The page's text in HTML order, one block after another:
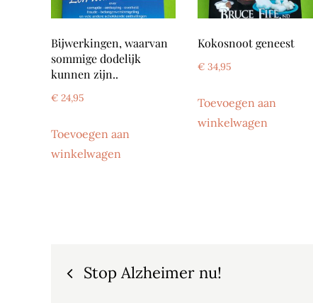
Bijwerkingen, waarvan
sommige dodelijk
kunnen zijn..
€ 24,95
Toevoegen aan
winkelwagen
Kokosnoot geneest
€34,95
Toevoegen aan
winkelwagen
Bericht
Stop Alzheimer nu!